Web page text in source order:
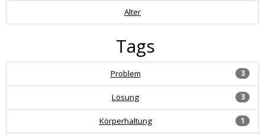
Alter
Tags
3
Problem
3
Lösung
1
Körperhaltung